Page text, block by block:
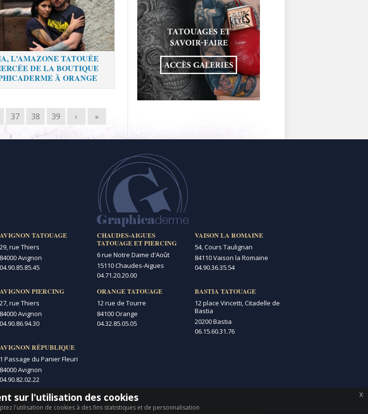
L’AMAZONE TATOUÉE
DE LA BOUTIQUE
À ORANGE
37 38 39 › »
AVIGNON TATOUAGE
29, rue Thiers
84000 Avignon
04.90.85.85.45
AVIGNON PIERCING
27, rue Thiers
84000 Avignon
04.90.86.94.30
AVIGNON RÉPUBLIQUE
1 Passage du Panier Fleuri
84000 Avignon
04.90.82.02.22
CHAUDES-AIGUES
TATOUAGE ET PIERCING
6 rue Notre Dame d'Août
15110 Chaudes-Aigues
04.71.20.20.00
ORANGE TATOUAGE
12 rue de Tourre
84100 Orange
04.32.85.05.05
VAISON LA ROMAINE
54, Cours Taulignan
84110 Vaison la Romaine
04.90.36.35.54
BASTIA TATOUAGE
12 place Vincetti, Citadelle de
Bastia
20200 Bastia
06.15.60.31.76
sur l'utilisation des cookies
l'utilisation de cookies à des fins statistiques et de personnalisation
x